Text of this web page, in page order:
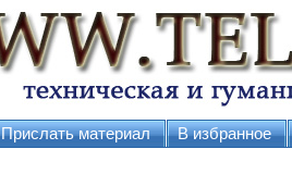
Прислать материал В избранное